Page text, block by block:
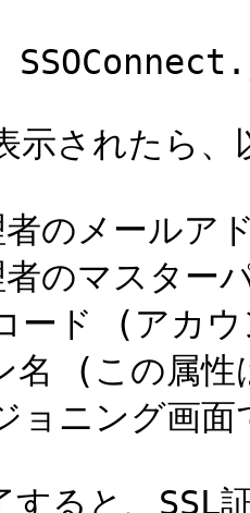
示されたら
のメールア
のマスター
ード (アカウ
名 (この属性
ョニング画
すると、SSL